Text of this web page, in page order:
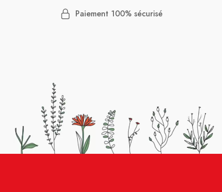
Paiement 100% sécurisé